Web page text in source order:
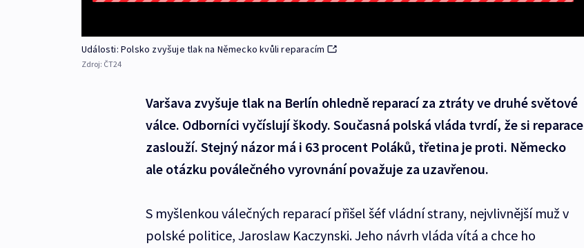
Události: Polsko zvyšuje tlak na Německo kvůli reparacím
Zdroj: ČT24
Varšava zvyšuje tlak na Berlín ohledně reparací za ztráty ve druhé světové
válce. Odborníci vyčíslují škody. Současná polská vláda tvrdí, že si reparace
zaslouží. Stejný názor má i 63 procent Poláků, třetina je proti. Německo
ale otázku poválečného vyrovnání považuje za uzavřenou.
S myšlenkou válečných reparací přišel šéf vládní strany, nejvlivnější muž v
polské politice, Jaroslaw Kaczynski. Jeho návrh vláda vítá a chce ho